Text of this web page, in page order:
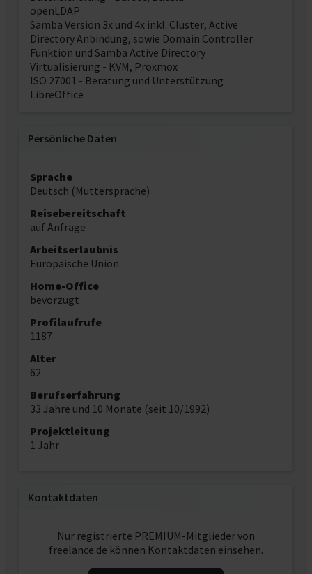
openLDAP
Samba Version 3x und 4x inkl. Cluster, Active
Directory Anbindung, sowie Domain Controller
Funktion und Samba Active Directory
Virtualisierung - KVM, Proxmox
ISO 27001 - Beratung und Unterstützung
LibreOffice
Persönliche Daten
Sprache
Deutsch (Muttersprache)
Reisebereitschaft
auf Anfrage
Arbeitserlaubnis
Europäische Union
Home-Office
bevorzugt
Profilaufrufe
1187
Alter
62
Berufserfahrung
33 Jahre und 10 Monate (seit 10/1992)
Projektleitung
1 Jahr
Kontaktdaten
Nur registrierte PREMIUM-Mitglieder von
freelance.de können Kontaktdaten einsehen.